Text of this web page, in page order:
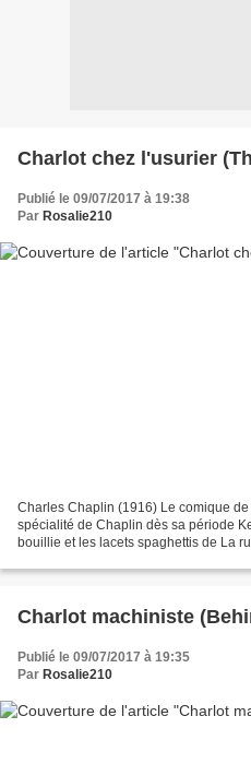
Charlot chez l'usurier
Publié le 09/07/2017 à 19:38
Par Rosalie210
Charles Chaplin (1916) Le comique
spécialité de Chaplin dès sa période
bouillie et les lacets spaghettis de La
Charlot machiniste
Publié le 09/07/2017 à 19:35
Par Rosalie210